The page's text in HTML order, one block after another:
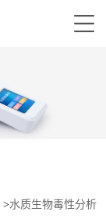
>水质生物毒性分析